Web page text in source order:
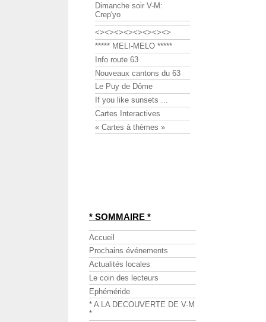
Dimanche soir V-M:
Crep'yo
<><><><><><><><>
***** MELI-MELO *****
Info route 63
Nouveaux cantons du 63
Le Puy de Dôme
If you like sunsets ...
Cartes Interactives
« Cartes à thèmes »
* SOMMAIRE *
Accueil
Prochains événements
Actualités locales
Le coin des lecteurs
Ephéméride
* A LA DECOUVERTE DE V-M
*